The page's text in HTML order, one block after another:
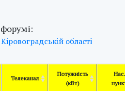
областi
Телеканал
Потужність
(кВт)
Нас.